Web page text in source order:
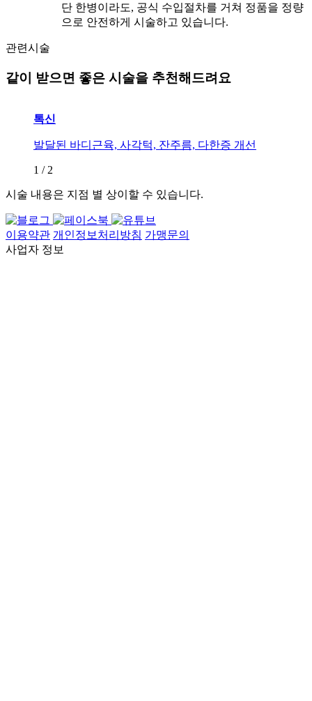
단 한병이라도, 공식 수입절차를 거쳐 정품을 정량
으로 안전하게 시술하고 있습니다.
관련시술
같이 받으면 좋은 시술을 추천해드려요
톡신
발달된 바디근육, 사각턱, 잔주름, 다한증 개선
1 / 2
시술 내용은 지점 별 상이할 수 있습니다.
이용약관 개인정보처리방침 가맹문의
사업자 정보